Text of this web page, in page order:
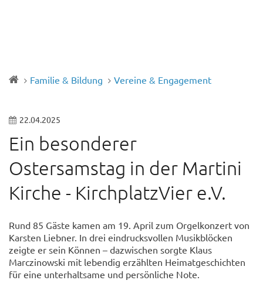
Familie & Bildung Vereine & Engagement
22.04.2025
Ein besonderer
Ostersamstag in der Martini
Kirche - KirchplatzVier e.V.
Rund 85 Gäste kamen am 19. April zum Orgelkonzert von
Karsten Liebner. In drei eindrucksvollen Musikblöcken
zeigte er sein Können – dazwischen sorgte Klaus
Marczinowski mit lebendig erzählten Heimatgeschichten
für eine unterhaltsame und persönliche Note.